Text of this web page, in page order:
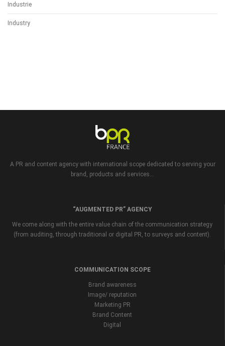
Industrie
Industry
A PR and content agency with international scope dedicated to serving your
brand, products and services...
“AUGMENTED PR” AGENCY
We come along with the entire value chain of the communication strategy
(from auditing, through traditional or digital PR, to surveys and content).
COMMUNICATION SCOPE
Brand awareness
Image/ reputation
Marketing PR
Brand Content
Digital